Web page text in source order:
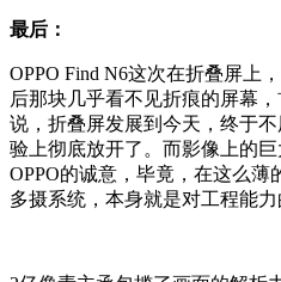
最后：
OPPO Find N6这次在折叠屏上
后那块几乎看不见折痕的屏幕
说，折叠屏发展到今天，终于
验上彻底放开了。而影像上的
OPPO的诚意，毕竟，在这么
多摄系统，本身就是对工程能力